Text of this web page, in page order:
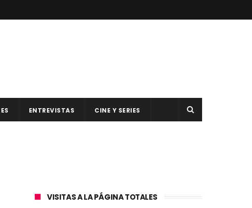
ENTREVISTAS CINE Y SERIES
VISITAS A LA PÁGINA TOTALES